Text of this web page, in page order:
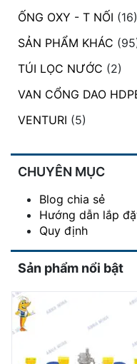
ỐNG OXY - T NỐI (16)
SẢN PHẨM KHÁC
TÚI LỌC NƯỚC (2)
VAN CỔNG DAO
VENTURI (5)
CHUYÊN MỤC
Blog chia sẻ
Hướng dẫn lắp
Quy định
Sản phẩm nổi bật